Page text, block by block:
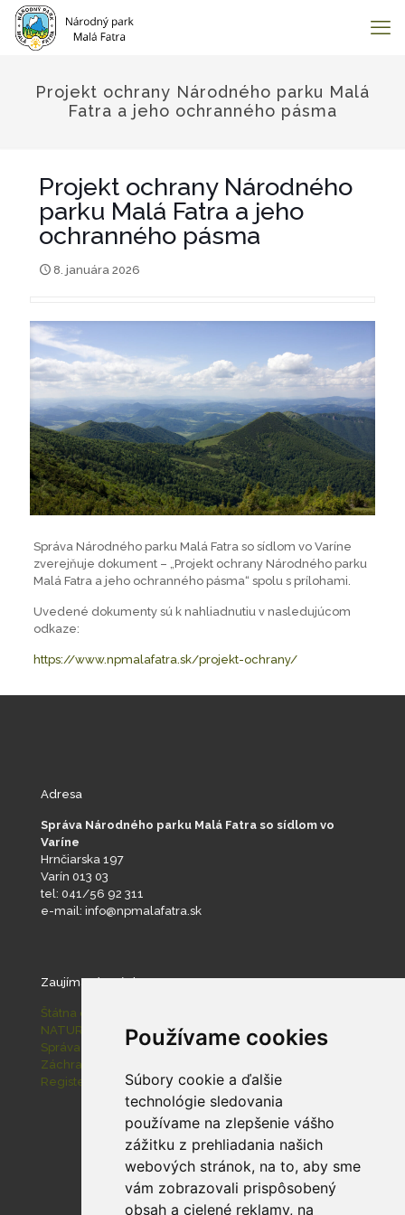
Používame cookies
Súbory cookie a ďalšie
technológie sledovania
používame na zlepšenie vášho
zážitku z prehliadania našich
webových stránok, na to, aby sme
vám zobrazovali prispôsobený
obsah a cielené reklamy, na
Projekt ochrany Národného parku Malá
Fatra a jeho ochranného pásma
Projekt ochrany Národného
parku Malá Fatra a jeho
ochranného pásma
8. januára 2026
Správa Národného parku Malá Fatra so sídlom vo Varíne
zverejňuje dokument – „Projekt ochrany Národného parku
Malá Fatra a jeho ochranného pásma“ spolu s prílohami.
Uvedené dokumenty sú k nahliadnutiu v nasledujúcom
odkaze:
https://www.npmalafatra.sk/projekt-ochrany/
Adresa
Správa Národného parku Malá Fatra so sídlom vo
Varíne
Hrnčiarska 197
Varín 013 03
tel: 041/56 92 311
e-mail: info@npmalafatra.sk
Zaujímavé stránky
Štátna ochrana prírody SR
NATURA 2000
Správa slovenských jaskýň
Záchranná stanica pre zranené živočíchy Zázrivá
Register ponúkaného majetku štátu